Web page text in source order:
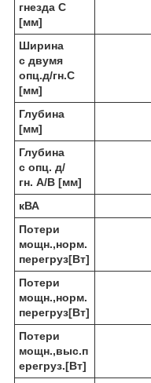
гнезда C
[мм]
Ширина
с двумя
опц.д/гн.C
[мм]
Глубина
[мм]
Глубина
с опц. д/
гн. A/B [мм]
кВА
Потери
мощн.,норм.
перегруз[Вт]
Потери
мощн.,норм.
перегруз[Вт]
Потери
мощн.,выс.п
ерегруз.[Вт]